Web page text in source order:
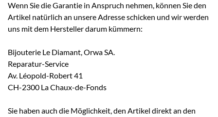
Wenn Sie die Garantie in Anspruch nehmen, können Sie den
Artikel natürlich an unsere Adresse schicken und wir werden
uns mit dem Hersteller darum kümmern:
Bijouterie Le Diamant, Orwa SA.
Reparatur-Service
Av. Léopold-Robert 41
CH-2300 La Chaux-de-Fonds
Sie haben auch die Möglichkeit, den Artikel direkt an den